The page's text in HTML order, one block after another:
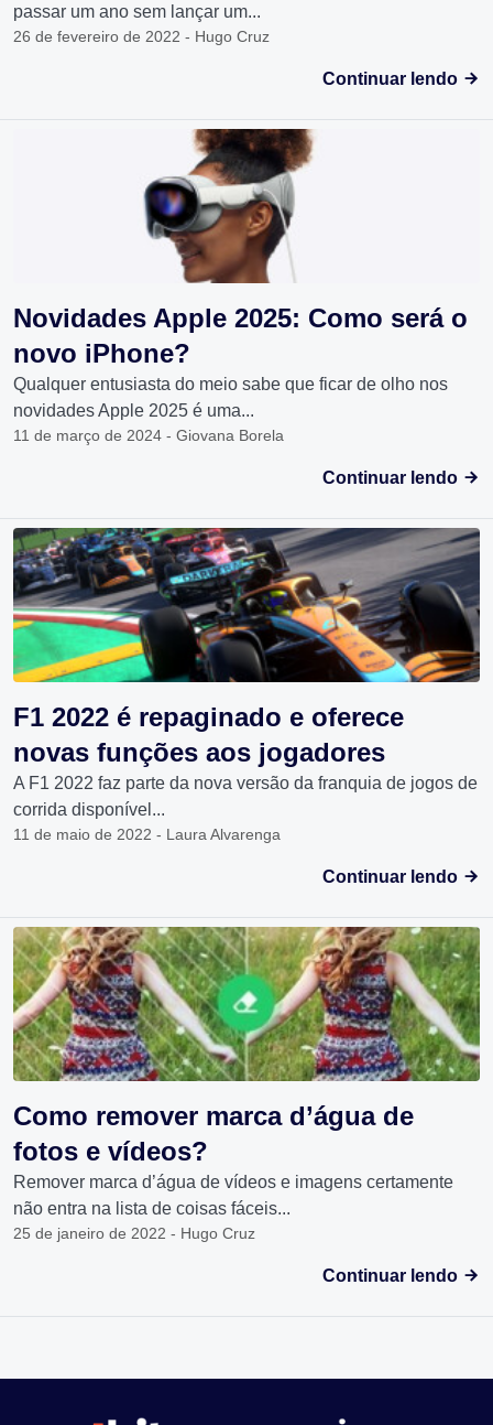
passar um ano sem lançar um...
26 de fevereiro de 2022 - Hugo Cruz
Continuar lendo
Novidades Apple 2025: Como será o
novo iPhone?
Qualquer entusiasta do meio sabe que ficar de olho nos
novidades Apple 2025 é uma...
11 de março de 2024 - Giovana Borela
Continuar lendo
F1 2022 é repaginado e oferece
novas funções aos jogadores
A F1 2022 faz parte da nova versão da franquia de jogos de
corrida disponível...
11 de maio de 2022 - Laura Alvarenga
Continuar lendo
Como remover marca d’água de
fotos e vídeos?
Remover marca d’água de vídeos e imagens certamente
não entra na lista de coisas fáceis...
25 de janeiro de 2022 - Hugo Cruz
Continuar lendo